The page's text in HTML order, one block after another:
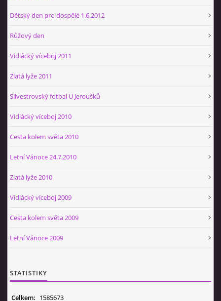
Dětský den pro dospělé 1.6.2012
Růžový den
Vidlácký víceboj 2011
Zlatá lyže 2011
Silvestrovský fotbal U Jeroušků
Vidlácký víceboj 2010
Cesta kolem světa 2010
Letní Vánoce 24.7.2010
Zlatá lyže 2010
Vidlácký víceboj 2009
Cesta kolem světa 2009
Letní Vánoce 2009
STATISTIKY
Celkem: 1585673